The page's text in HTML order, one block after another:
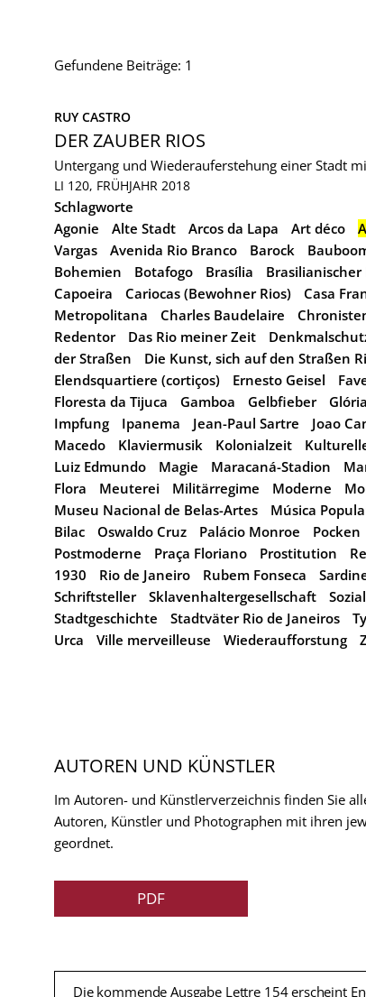
Gefundene Beiträge: 1
RUY CASTRO
DER ZAUBER RIOS
Untergang und Wiederauferstehung einer Stadt
LI 120, FRÜHJAHR 2018
Schlagworte
Agonie
Alte Stadt Arcos da Lapa Art déco
Vargas
Avenida Rio Branco Barock
Bohemien
Botafogo Brasília Brasilianischer
Capoeira
Cariocas (Bewohner Rios) Casa
Metropolitana
Charles Baudelaire
Redentor
Das Rio meiner Zeit
der Straßen
Die Kunst, sich auf den Straßen
Elendsquartiere (cortiços)
Ernesto Geisel
Floresta da Tijuca
Gamboa Gelbfieber Glória
Impfung
Ipanema Jean-Paul Sartre Joao
Macedo
Klaviermusik Kolonialzeit
Luiz Edmundo
Magie Maracaná-Stadion
Flora
Meuterei Militärregime Moderne
Museu Nacional de Belas-Artes
Música
Bilac
Oswaldo Cruz Palácio Monroe Pocken
Postmoderne
Praça Floriano Prostitution
1930
Rio de Janeiro Rubem Fonseca
Schriftsteller
Sklavenhaltergesellschaft
Stadtgeschichte
Stadtväter Rio de Janeiros
Urca
Ville merveilleuse Wiederaufforstung
AUTOREN UND KÜNSTLER
Im Autoren- und Künstlerverzeichnis finden Sie
Autoren, Künstler und Photographen mit ihren
geordnet.
PDF
Die kommende Ausgabe Lettre 154 erscheint